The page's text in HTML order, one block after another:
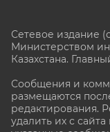
Сетевое издание
Министерством
Казахстана.
Сообщения и
размещаются
редактирования.
удалить их с